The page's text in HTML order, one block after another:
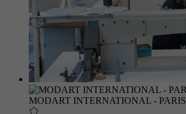
MODART INTERNATIONAL - PARIS